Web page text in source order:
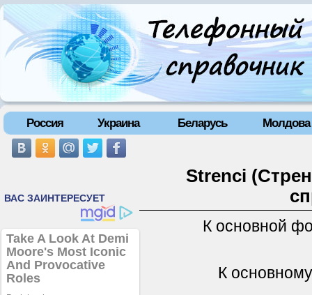
Россия Украина Беларусь Молдова
Strenci
К основной
К